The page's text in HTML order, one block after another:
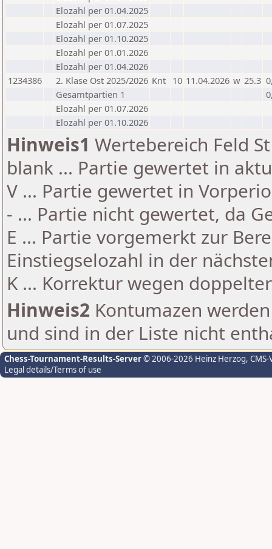
Elozahl per 01.04.2025
Elozahl per 01.07.2025
Elozahl per 01.10.2025
Elozahl per 01.01.2026
Elozahl per 01.04.2026
1234386
2. Klase Ost 2025/2026 Knt 10 11.04.2026 w 25.3
Gesamtpartien 1
Elozahl per 01.07.2026
Elozahl per 01.10.2026
Hinweis1 Wertebereich Feld
blank ... Partie gewertet in
V ... Partie gewertet in
- ... Partie nicht gewertet, da
E ... Partie vorgemerkt zur
Einstiegselozahl in der
K ... Korrektur wegen
Hinweis2 Kontumazen
und sind in der Liste nicht
Chess-Tournament-Results-Server© 2006-2026 Heinz Herzog,
Legal details/Terms of use